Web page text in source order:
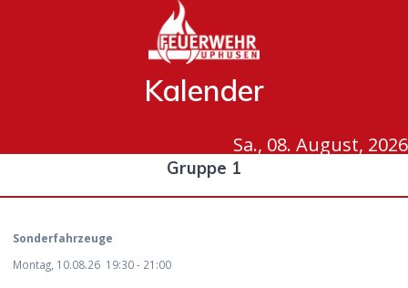
Kalender
Sa., 08. August, 2026
Gruppe 1
Sonderfahrzeuge
Montag, 10.08.26 19:30- 21:00